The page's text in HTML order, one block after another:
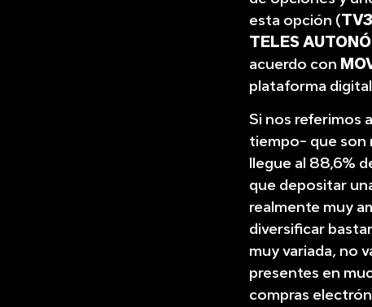
esta opción (
TELES
acuerdo con
plataforma
Si nos referimos
tiempo- que son
llegue al 88,6%
que depositar
realmente muy
diversificar
muy variada, no
presentes en
compras